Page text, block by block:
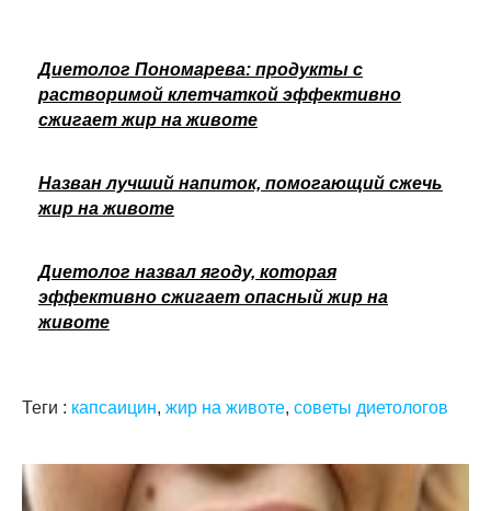
Диетолог Пономарева: продукты с
растворимой клетчаткой эффективно
сжигает жир на животе
Назван лучший напиток, помогающий сжечь
жир на животе
Диетолог назвал ягоду, которая
эффективно сжигает опасный жир на
животе
Теги : капсаицин, жир на животе, советы диетологов